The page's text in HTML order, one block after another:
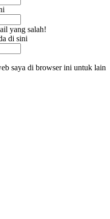
yang salah!
di sini
saya di browser ini untuk lain